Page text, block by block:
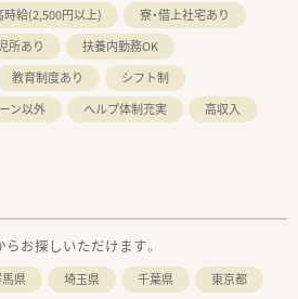
時給(2,500円以上)
寮・借上社宅あり
所あり
扶養内勤務OK
教育制度あり
シフト制
ン以外 ヘルプ体制充実
高収入
お探しいただけます。
県 埼玉県 千葉県
東京都